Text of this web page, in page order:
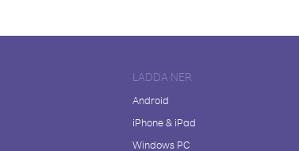
LADDA NER
Android
iPhone & iPad
Windows PC